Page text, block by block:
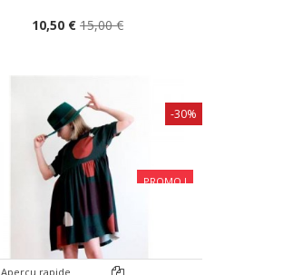
10,50 € 15,00 €
PROMO !
Aperçu rapide
-30%